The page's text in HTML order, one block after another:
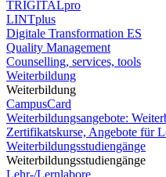
TRIGITALpro
LINTplus
Digitale Transformation ES
Quality Management
Counselling, services, tools
Weiterbildung
Weiterbildung
CampusCard
Weiterbildungsangebote:
Zertifikatskurse, Angebote für
Weiterbildungsstudiengänge
Weiterbildungsstudiengänge
Lehr-/Lernlabore